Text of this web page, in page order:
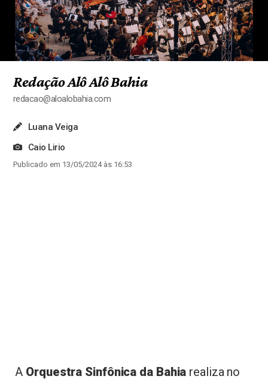
Redação Alô Alô Bahia
redacao@aloalobahia.com
Luana Veiga
Caio Lirio
Publicado em 13/05/2024 às 16:53
A Orquestra Sinfônica da Bahia realiza no